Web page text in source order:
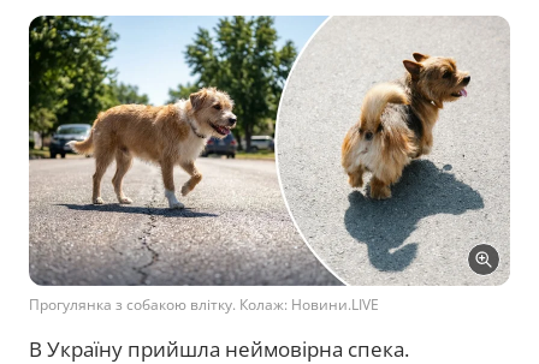
Прогулянка з собакою влітку. Колаж: Новини.LIVE
В Україну прийшла неймовірна спека.